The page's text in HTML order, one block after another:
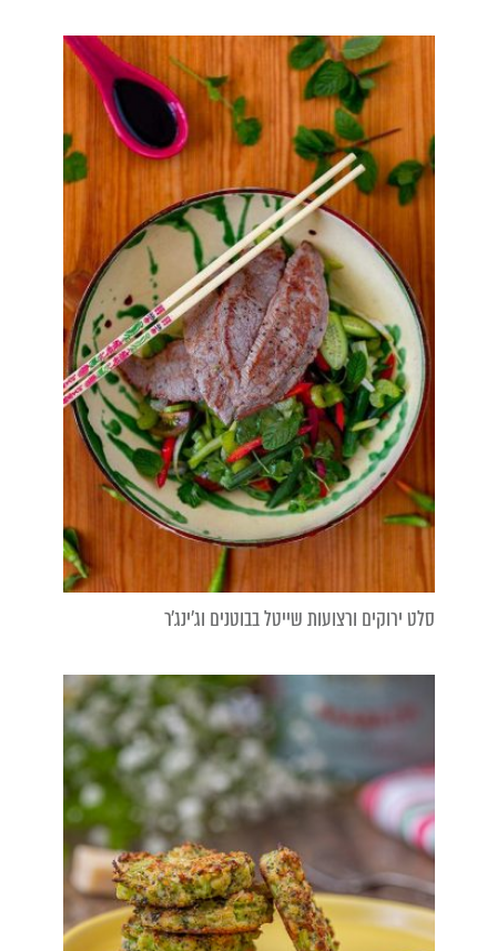
סלט ירוקים ורצועות שייטל בבוטנים וג׳ינג׳ר